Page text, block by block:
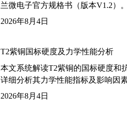
兰微电子官方规格书（版本V1.2）。
2026年8月4日
T2紫铜国标硬度及力学性能分析
本文系统解读T2紫铜的国标硬度和
详细分析其力学性能指标及影响因
2026年8月4日